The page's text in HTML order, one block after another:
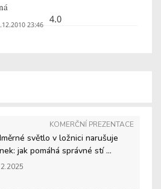
4.0
23:46
KOMERČNÍ PREZENTACE
světlo v ložnici narušuje
jak pomáhá správné stí ...